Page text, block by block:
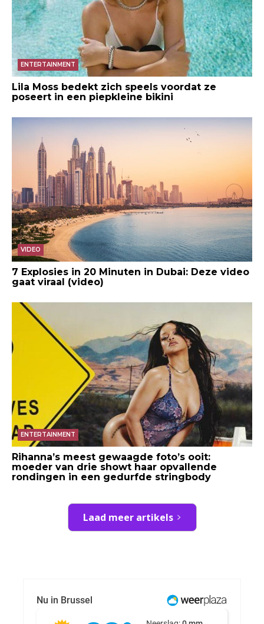
ENTERTAINMENT
Lila Moss bedekt zich speels voordat ze
poseert in een piepkleine bikini
VIDEO
7 Explosies in 20 Minuten in Dubai: Deze video
gaat viraal (video)
ENTERTAINMENT
Rihanna’s meest gewaagde foto’s ooit:
moeder van drie showt haar opvallende
rondingen in een gedurfde stringbody
Laad meer artikels